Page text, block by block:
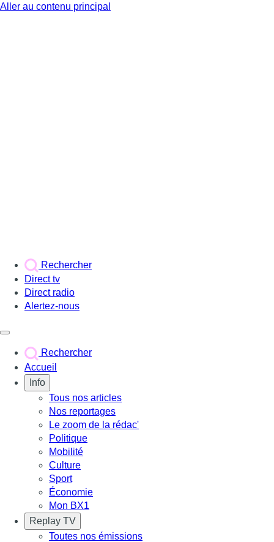
Aller au contenu principal
Rechercher
Direct tv
Direct radio
Alertez-nous
Rechercher
Accueil
Info
Tous nos articles
Nos reportages
Le zoom de la rédac'
Politique
Mobilité
Culture
Sport
Économie
Mon BX1
Replay TV
Toutes nos émissions